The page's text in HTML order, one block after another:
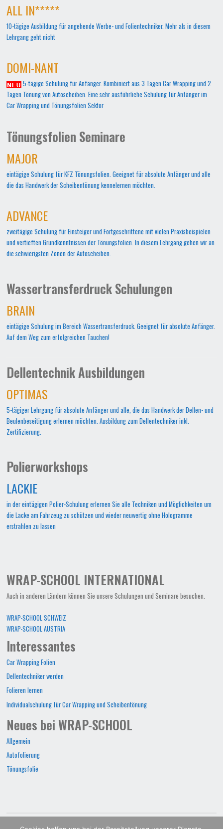
ALL IN*****
10-tägige Ausbildung für angehende Werbe- und Folientechniker. Mehr als in diesem
Lehrgang geht nicht
DOMI-NANT
5-tägige Schulung für Anfänger. Kombiniert aus 3 Tagen Car Wrapping und 2
Tagen Tönung von Autoscheiben. Eine sehr ausführliche Schulung für Anfänger im
Car Wrapping und Tönungsfolien Sektor
Tönungsfolien Seminare
MAJOR
eintägige Schulung für KFZ Tönungsfolien. Geeignet für absolute Anfänger und alle
die das Handwerk der Scheibentönung kennelernen möchten.
ADVANCE
zweitägige Schulung für Einsteiger und Fortgeschrittene mit vielen Praxisbeispielen
und vertieften Grundkenntnissen der Tönungsfolien. In diesem Lehrgang gehen wir an
die schwierigsten Zonen der Autoscheiben.
Wassertransferdruck Schulungen
BRAIN
eintägige Schulung im Bereich Wassertransferdruck. Geeignet für absolute Anfänger.
Auf dem Weg zum erfolgreichen Tauchen!
Dellentechnik Ausbildungen
OPTIMAS
5-tägiger Lehrgang für absolute Anfänger und alle, die das Handwerk der Dellen- und
Beulenbeseitigung erlernen möchten. Ausbildung zum Dellentechniker inkl.
Zertifizierung.
Polierworkshops
LACKIE
in der eintägigen Polier-Schulung erlernen Sie alle Techniken und Möglichkeiten um
die Lacke am Fahrzeug zu schützen und wieder neuwertig ohne Hologramme
erstrahlen zu lassen
WRAP-SCHOOL INTERNATIONAL
Auch in anderen Ländern können Sie unsere Schulungen und Seminare besuchen.
WRAP-SCHOOL SCHWEIZ
WRAP-SCHOOL AUSTRIA
Interessantes
Car Wrapping Folien
Dellentechniker werden
Folieren lernen
Individualschulung für Car Wrapping und Scheibentönung
Neues bei WRAP-SCHOOL
Allgemein
Autofolierung
Tönungsfolie